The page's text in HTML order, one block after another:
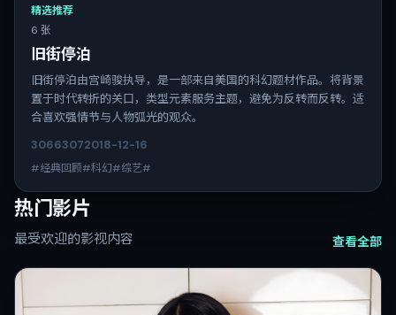
精选推荐
6 张
旧街停泊
旧街停泊由宫崎骏执导，是一部来自美国的科幻题材作品。将背景
置于时代转折的关口，类型元素服务主题，避免为反转而反转。适
合喜欢强情节与人物弧光的观众。
30663072018-12-16
#经典回顾#科幻#综艺#
热门影片
最受欢迎的影视内容 查看全部